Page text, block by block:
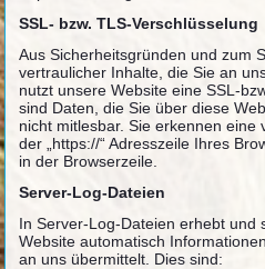
SSL- bzw. TLS-Verschlüsselung
Aus Sicherheitsgründen und zum
vertraulicher Inhalte, die Sie an
nutzt unsere Website eine SSL-
sind Daten, die Sie über diese
nicht mitlesbar. Sie erkennen eine
der „https://“ Adresszeile Ihres
in der Browserzeile.
Server-Log-Dateien
In Server-Log-Dateien erhebt und
Website automatisch
an uns übermittelt. Dies sind: